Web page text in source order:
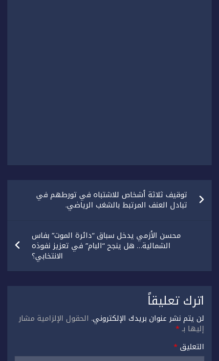
تصفّح
المقالاتتوقيف ثلاثة أشخاص للاشتباه في تورطهم في
تبادل العنف المرتبط بالشغب الرياضي.
محسن الأزمي يدخل سباق “دائرة الموت” بفاس
الشمالية… هل ينجح “البام” في تعزيز نفوذه
الانتخابي؟
اترك تعليقاً
لن يتم نشر عنوان بريدك الإلكتروني. الحقول الإلزامية مشار
إليها بـ*
التعليق*